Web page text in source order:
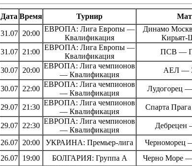
Дата Время Турнир
31.07 20:00
ЕВРОПА: Лига Европы —
Квалификация
Динамо
Кирьят-
31.07 21:00
ЕВРОПА: Лига Европы —
Квалификация
ПСВ —
30.07 20:00
ЕВРОПА: Лига чемпионов
— Квалификация
АЕЛ —
30.07 22:00
ЕВРОПА: Лига чемпионов
— Квалификация
Лудогорец
29.07 21:30
ЕВРОПА: Лига чемпионов
— Квалификация
Спарта
29.07 22:30
ЕВРОПА: Лига чемпионов
— Квалификация
26.07 20:00 УКРАИНА: Премьер-лига Черноморец
26.07
19:00 БОЛГАРИЯ: Группа А Черно Море —